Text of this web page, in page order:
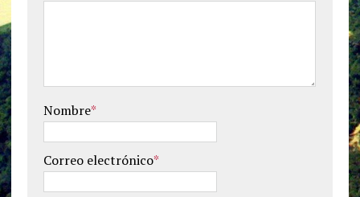
Nombre*
Correo electrónico*